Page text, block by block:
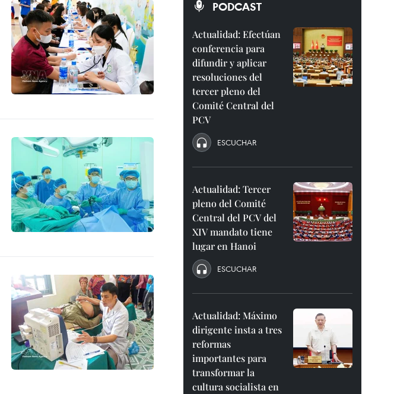
PODCAST
Actualidad: Efectúan
conferencia para
difundir y aplicar
resoluciones del
tercer pleno del
Comité Central del
PCV
ESCUCHAR
Actualidad: Tercer
pleno del Comité
Central del PCV del
XIV mandato tiene
lugar en Hanoi
ESCUCHAR
Actualidad: Máximo
dirigente insta a tres
reformas
importantes para
transformar la
cultura socialista en